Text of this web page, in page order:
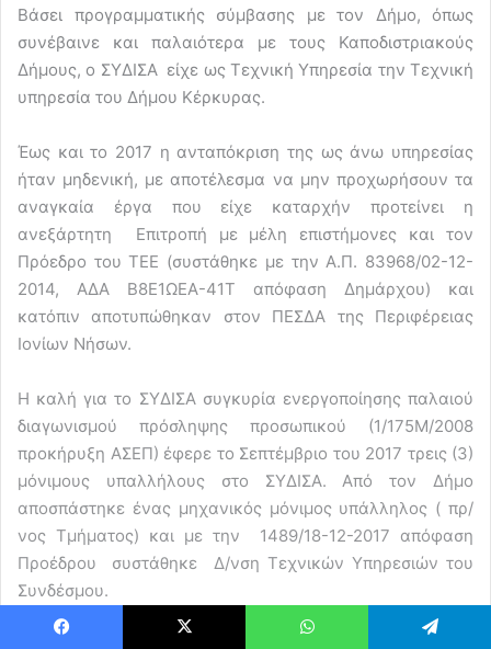
Βάσει προγραμματικής σύμβασης με τον Δήμο, όπως
συνέβαινε και παλαιότερα με τους Καποδιστριακούς
Δήμους, ο ΣΥΔΙΣΑ είχε ως Τεχνική Υπηρεσία την Τεχνική
υπηρεσία του Δήμου Κέρκυρας.
Έως και το 2017 η ανταπόκριση της ως άνω υπηρεσίας
ήταν μηδενική, με αποτέλεσμα να μην προχωρήσουν τα
αναγκαία έργα που είχε καταρχήν προτείνει η
ανεξάρτητη Επιτροπή με μέλη επιστήμονες και τον
Πρόεδρο του ΤΕΕ (συστάθηκε με την Α.Π. 83968/02-12-
2014, ΑΔΑ Β8Ε1ΩΕΑ-41Τ απόφαση Δημάρχου) και
κατόπιν αποτυπώθηκαν στον ΠΕΣΔΑ της Περιφέρειας
Ιονίων Νήσων.
Η καλή για το ΣΥΔΙΣΑ συγκυρία ενεργοποίησης παλαιού
διαγωνισμού πρόσληψης προσωπικού (1/175Μ/2008
προκήρυξη ΑΣΕΠ) έφερε το Σεπτέμβριο του 2017 τρεις (3)
μόνιμους υπαλλήλους στο ΣΥΔΙΣΑ. Από τον Δήμο
αποσπάστηκε ένας μηχανικός μόνιμος υπάλληλος ( πρ/
νος Τμήματος) και με την 1489/18-12-2017 απόφαση
Προέδρου συστάθηκε Δ/νση Τεχνικών Υπηρεσιών του
Συνδέσμου.